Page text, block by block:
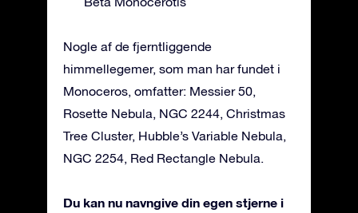
Nogle af de fjerntliggende
himmellegemer, som man har fundet i
Monoceros, omfatter: Messier 50,
Rosette Nebula, NGC 2244, Christmas
Tree Cluster, Hubble’s Variable Nebula,
NGC 2254, Red Rectangle Nebula.
Du kan nu navngive din egen stjerne i